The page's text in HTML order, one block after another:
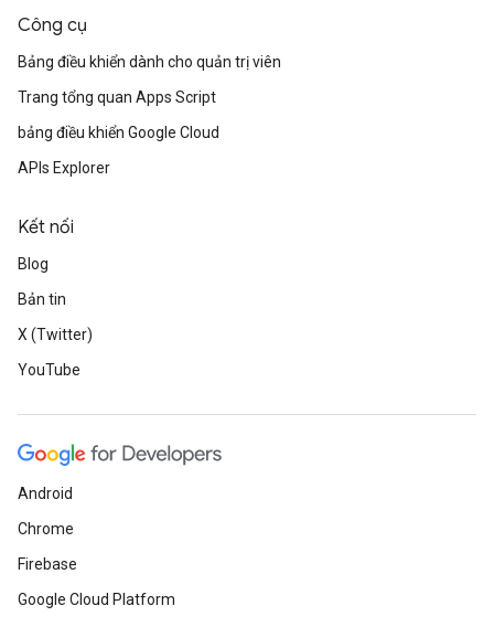
Công cụ
Bảng điều khiển dành cho quản trị viên
Trang tổng quan Apps Script
bảng điều khiển Google Cloud
APIs Explorer
Kết nối
Blog
Bản tin
X (Twitter)
YouTube
Android
Chrome
Firebase
Google Cloud Platform